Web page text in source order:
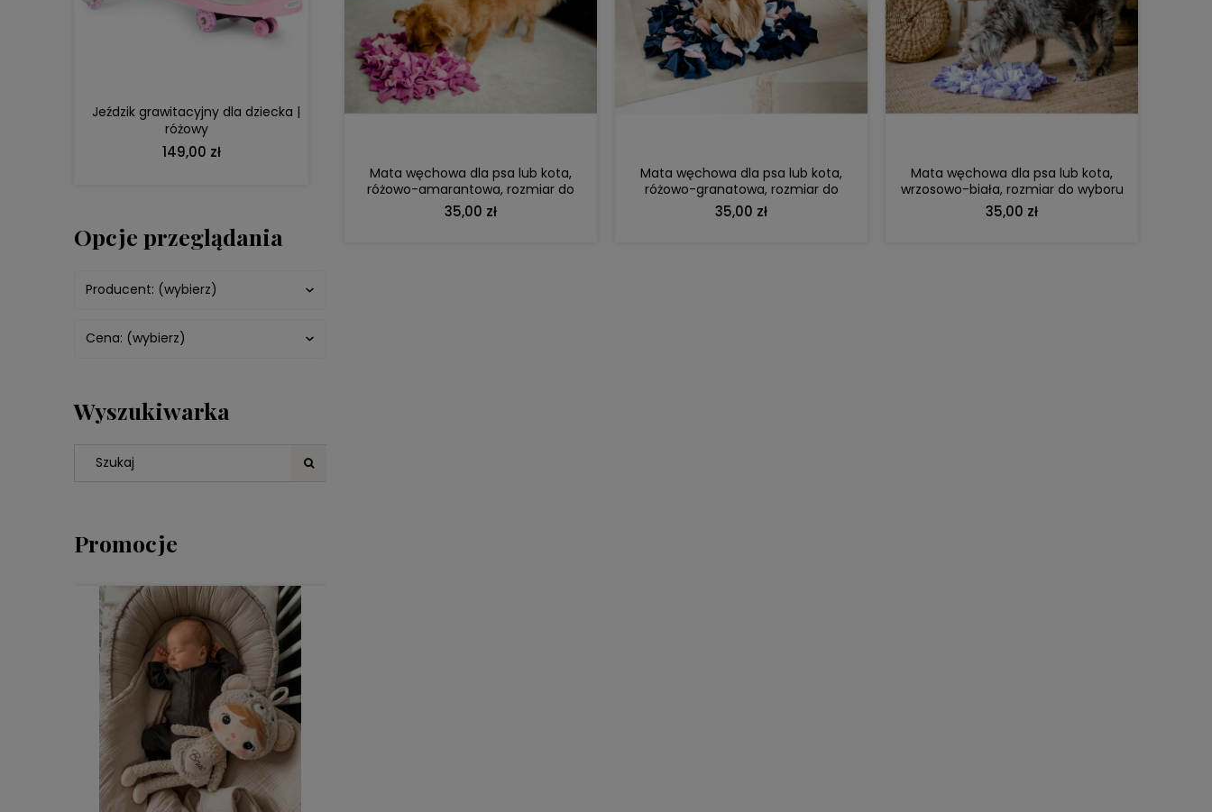
Jeździk grawitacyjny dla dziecka |
różowy
149,00 zł
DO KOSZYKA
Opcje przeglądania
Producent: (wybierz)
Cena: (wybierz)
Wyszukiwarka
Promocje
DO KOSZYKA
Mata węchowa dla psa lub kota,
różowo-amarantowa, rozmiar do
wyboru
35,00 zł
DO KOSZYKA
Mata węchowa dla psa lub kota,
różowo-granatowa, rozmiar do
wyboru
35,00 zł
DO KOSZYKA
Mata węchowa dla psa lub kota,
wrzosowo-biała, rozmiar do wyboru
35,00 zł
DO KOSZYKA